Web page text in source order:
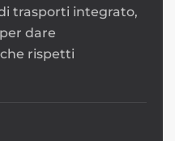
trasporti integrato,
dare
rispetti